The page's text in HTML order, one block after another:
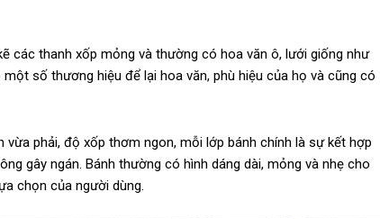
các thanh xốp mỏng và thường có hoa văn ô, lưới giống như
số thương hiệu để lại hoa văn, phù hiệu của họ và cũng có
phải, độ xốp thơm ngon, mỗi lớp bánh chính là sự kết hợp
gây ngán. Bánh thường có hình dáng dài, mỏng và nhẹ cho
chọn của người dùng.